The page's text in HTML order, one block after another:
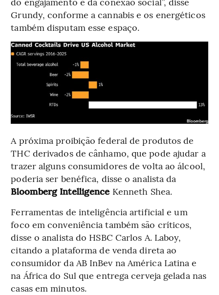
Grundy, conforme a cannabis e os energéticos
também disputam esse espaço.
A próxima proibição federal de produtos de
THC derivados de cânhamo, que pode ajudar a
trazer alguns consumidores de volta ao álcool,
poderia ser benéfica, disse o analista da
Bloomberg Intelligence Kenneth Shea.
Ferramentas de inteligência artificial e um
foco em conveniência também são críticos,
disse o analista do HSBC Carlos A. Laboy,
citando a plataforma de venda direta ao
consumidor da AB InBev na América Latina e
na África do Sul que entrega cerveja gelada nas
casas em minutos.